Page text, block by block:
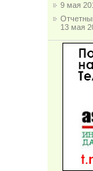
9 мая
13 мая